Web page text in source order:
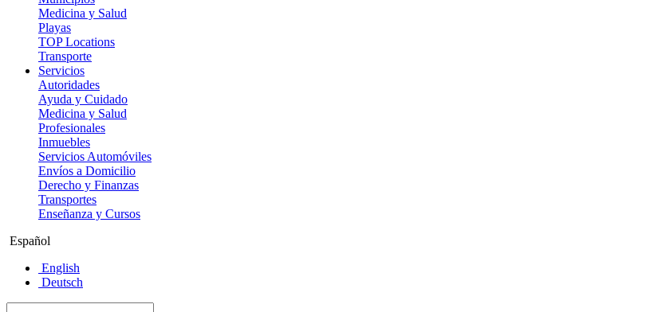
Medicina y Salud
Playas
TOP Locations
Transporte
Servicios
Autoridades
Ayuda y Cuidado
Medicina y Salud
Profesionales
Inmuebles
Servicios Automóviles
Envíos a Domicilio
Derecho y Finanzas
Transportes
Enseñanza y Cursos
Español
English
Deutsch